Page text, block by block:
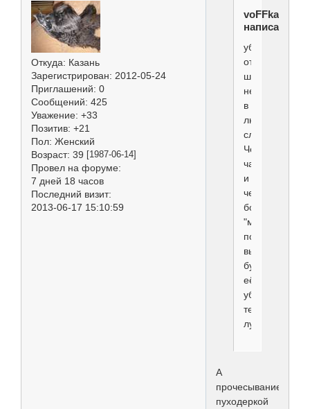
Откуда: Казань
Зарегистрирован: 2012-05-24
Приглашений: 0
Сообщений: 425
Уважение: +33
Позитив: +21
Пол: Женский
Возраст: 39 [1987-06-14]
Провел на форуме:
7 дней 18 часов
Последний визит:
2013-06-17 15:10:59
voFFka
написал(а):
убирать
отмершую
шерсть
необходимо
в
любом
случае.
Чем
чаще
и
чем
более
"мелкими"
порциями
вы
будете
её
убирать
тем
лучше.
А
прочесывание
пуходеркой